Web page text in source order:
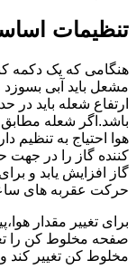
تنظیمات
هنگامی که یک دکمه
مشعل باید آبی
باشد.اگر شعله
هوا احتیاج به تنظیم
کننده گاز را در جهت
گاز افزایش یابد و
حرکت عقربه های
برای تغییر مقدار
صفحه مخلوط کن را
مخلوط کن تغییر کند